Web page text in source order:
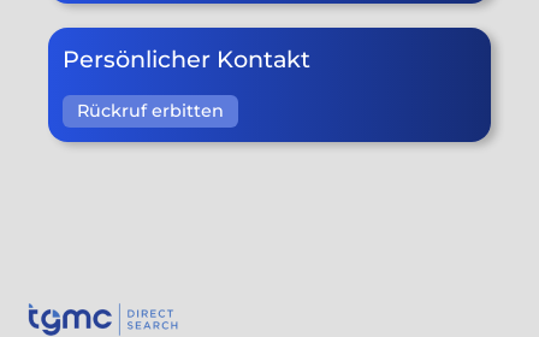
Persönlicher Kontakt
Rückruf erbitten